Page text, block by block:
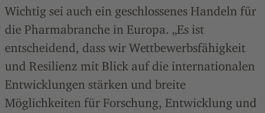
Wichtig sei auch ein geschlossenes Handeln für
die Pharmabranche in Europa. „Es ist
entscheidend, dass wir Wettbewerbsfähigkeit
und Resilienz mit Blick auf die internationalen
Entwicklungen stärken und breite
Möglichkeiten für Forschung, Entwicklung und